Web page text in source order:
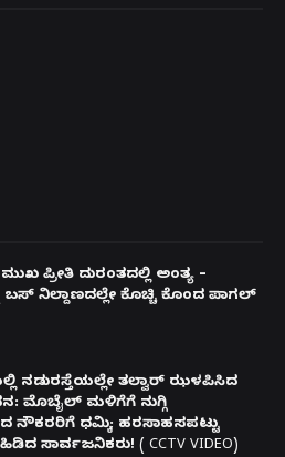
ಪ್ರೀತಿ ದುರಂತದಲ್ಲಿ ಅಂತ್ಯ –
ನಿಲ್ದಾಣದಲ್ಲೇ ಕೊಚ್ಚಿ ಕೊಂದ ಪಾಗಲ್
ನಡುರಸ್ತೆಯಲ್ಲೇ ತಲ್ವಾರ್ ಝಳಪಿಸಿದ
ಮೊಬೈಲ್ ಮಳಿಗೆಗೆ ನುಗ್ಗಿ
ನೌಕರರಿಗೆ ಧಮ್ಕಿ; ಹರಸಾಹಸಪಟ್ಟು
ಸಾರ್ವಜನಿಕರು! ( CCTV VIDEO)